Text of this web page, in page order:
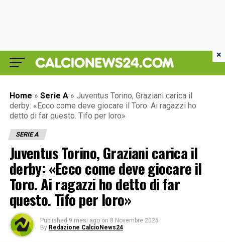
Home » Serie A » Juventus Torino, Graziani carica il
derby: «Ecco come deve giocare il Toro. Ai ragazzi ho
detto di far questo. Tifo per loro»
SERIE A
Juventus Torino, Graziani carica il
derby: «Ecco come deve giocare il
Toro. Ai ragazzi ho detto di far
questo. Tifo per loro»
Published 9 mesi ago on 8 Novembre 2025
By Redazione CalcioNews24
×